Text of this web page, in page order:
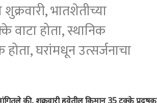
भातशेतीच्या
वाटा होता, स्थानिक
होता, घरांमधून उत्सर्जनाचा
सांगितले की, शुक्रवारी हवेतील किमान 35 टक्के प्रदूषक